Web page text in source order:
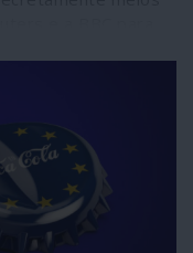
sido
das
mudanças de
de informação.